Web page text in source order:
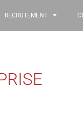
RECRUTEMENT